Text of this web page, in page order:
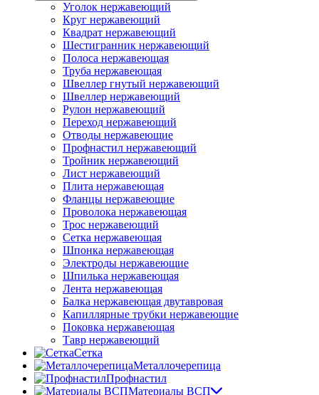
Уголок нержавеющий
Круг нержавеющий
Квадрат нержавеющий
Шестигранник нержавеющий
Полоса нержавеющая
Труба нержавеющая
Швеллер гнутый нержавеющий
Швеллер нержавеющий
Рулон нержавеющий
Переход нержавеющий
Отводы нержавеющие
Профнастил нержавеющий
Тройник нержавеющий
Лист нержавеющий
Плита нержавеющая
Фланцы нержавеющие
Проволока нержавеющая
Трос нержавеющий
Сетка нержавеющая
Шпонка нержавеющая
Электроды нержавеющие
Шпилька нержавеющая
Лента нержавеющая
Балка нержавеющая двутавровая
Капиллярные трубки нержавеющие
Поковка нержавеющая
Тавр нержавеющий
Сетка
Металлочерепица
Профнастил
Материалы ВСП